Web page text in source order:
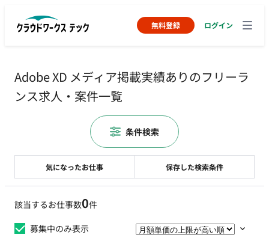
無料登録 ログイン
Adobe XD メディア掲載実績ありのフリーラ
ンス求人・案件一覧
該当するお仕事数0件
募集中のみ表示
気になったお仕事 保存した検索条件
条件検索